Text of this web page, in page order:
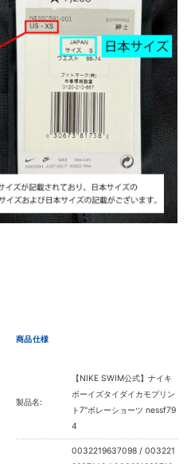
商品仕様
製品名:
【NIKE SWIM公式】ナイキ
ボーイズタイダイカモプリン
ト7"ボレーショーツ nessf79
4
0032219637098 / 003221